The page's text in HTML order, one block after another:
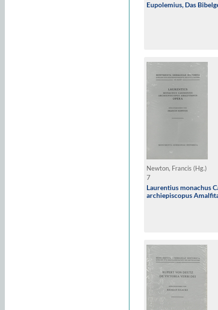
Eupolemius, Das
Newton, Francis (Hg.)
7
Laurentius monachus
archiepiscopus